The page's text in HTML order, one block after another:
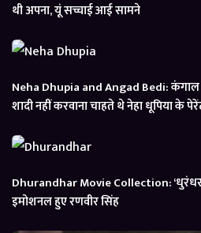
थी अपना, यूं सच्चाई आई सामने
Neha Dhupia and Angad Bedi:
शादी नहीं करवाना चाहते थे नेहा धूपिया के
Dhurandhar Movie Collection:
इमोशनल हुए रणवीर सिंह